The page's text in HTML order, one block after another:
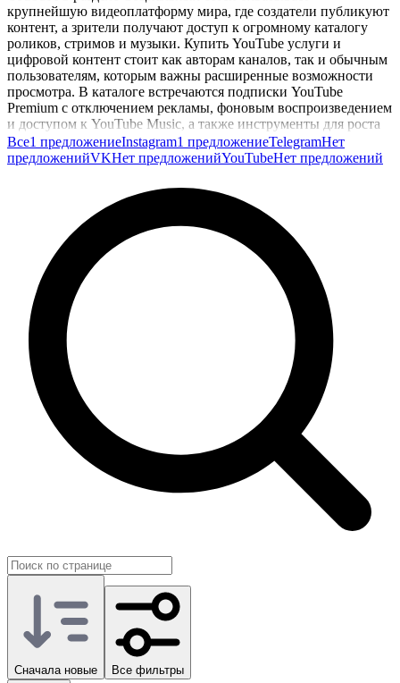
крупнейшую видеоплатформу мира, где создатели публикуют
контент, а зрители получают доступ к огромному каталогу
роликов, стримов и музыки. Купить YouTube услуги и
цифровой контент стоит как авторам каналов, так и обычным
пользователям, которым важны расширенные возможности
просмотра. В каталоге встречаются подписки YouTube
Premium с отключением рекламы, фоновым воспроизведением
и доступом к YouTube Music, а также инструменты для роста
канала: подписчики, просмотры, лайки, комментарии и
продвижение роликов.
Для обычных зрителей ключевым предложением остаётся
Premium-подписка, которая убирает рекламу и открывает
семейные планы с общим доступом. На GG.Store
предложения по YouTube собраны в одной категории, что
упрощает подбор подходящих инструментов как для развития
канала, так и для комфортного просмотра.
Все1 предложениеInstagram1 предложениеTelegramНет
предложенийVKНет предложенийYouTubeНет предложений
Сначала новые Все фильтры